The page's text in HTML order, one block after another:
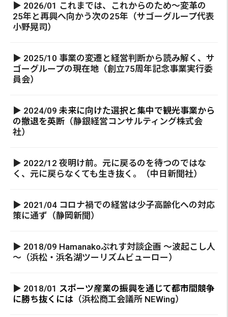
▶ 2026/01 これまでは、これからのため～変革の
25年と再興へ向かう次の25年（サゴーグループ代表
小野晃司）
▶ 2025/10 事業の変遷と経営判断から読み解く、サ
ゴーグループの現在地（創立75周年記念事業実行委
員会）
▶ 2024/09 未来に向けた選択と集中で観光事業から
の撤退を英断 （静銀経営コンサルティング株式会
社）
▶ 2022/12 夜明け前。元に戻るのを待つのではな
く、元に戻らなくても生き抜く。（中日新聞社）
▶ 2021/04 コロナ禍での経営は少子高齢化への対応
策に通ず（静岡新聞）
▶ 2018/09 Hamanakoぷれす対談企画 ～波起こし人
～（浜松・浜名湖ツーリズムビューロー）
▶ 2018/01 スポーツ産業の振興を通じて都市間競争
に勝ち抜くには （浜松商工会議所 NEWing）